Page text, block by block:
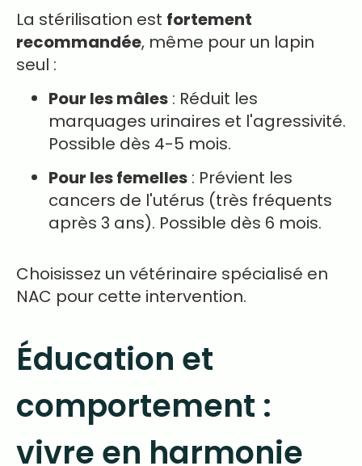
La stérilisation est fortement
recommandée, même pour un lapin
seul :
Pour les mâles : Réduit les
marquages urinaires et l'agressivité.
Possible dès 4-5 mois.
Pour les femelles : Prévient les
cancers de l'utérus (très fréquents
après 3 ans). Possible dès 6 mois.
Choisissez un vétérinaire spécialisé en
NAC pour cette intervention.
Éducation et
comportement :
vivre en harmonie